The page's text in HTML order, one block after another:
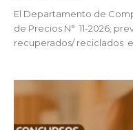
El Departamento de
de Precios N° 11-2026;
recuperados/ reciclados